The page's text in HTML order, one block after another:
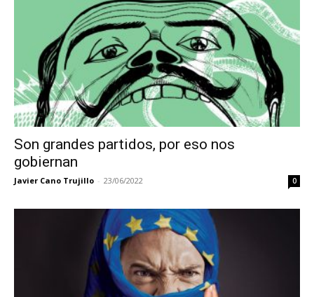
Son grandes partidos, por eso nos
gobiernan
Javier Cano Trujillo - 23/06/2022 0